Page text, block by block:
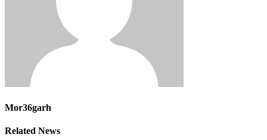
Mor36garh
Related News